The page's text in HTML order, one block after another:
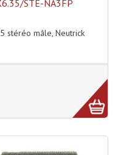
STE-NA3FP
stéréo mâle, Neutrick